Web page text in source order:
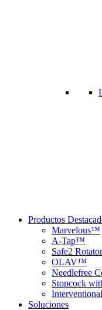
Productos
Marvelous™
A-Tap™
Safe2
OLAV™
Needlefree
Stopcock
Soluciones